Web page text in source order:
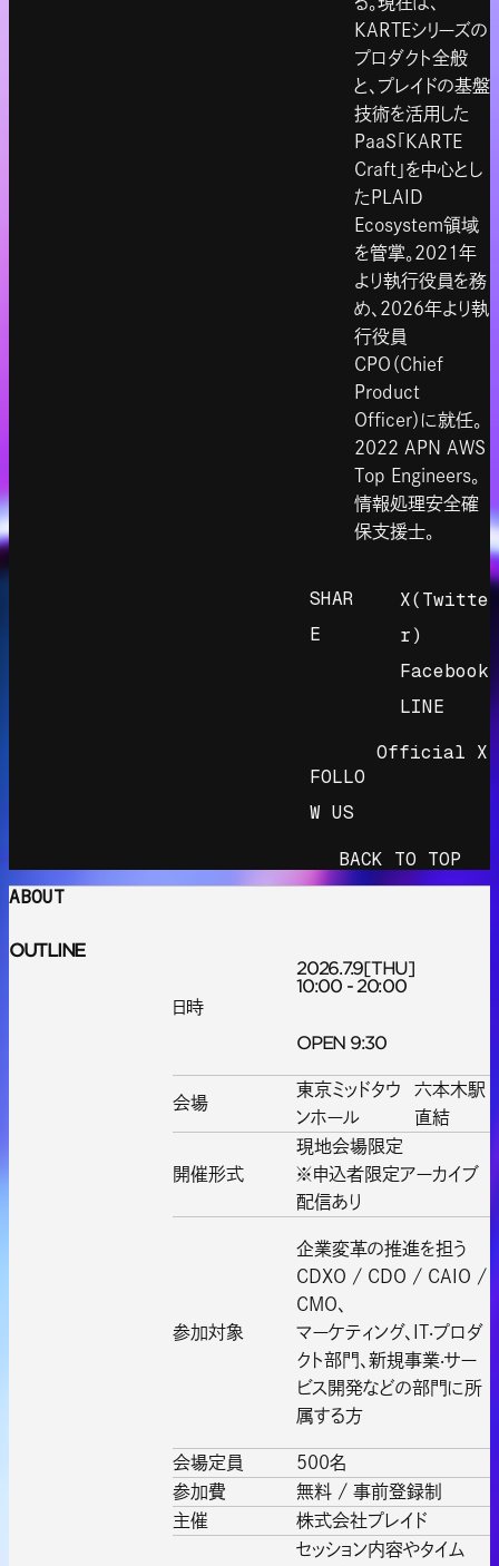
KARTEシリーズの
プロダクト全般
と、プレイドの基盤
技術を活用した
PaaS「KARTE
Craft」を中心とし
たPLAID
Ecosystem領域
を管掌。2021年
より執行役員を務
め、2026年より執
行役員
CPO（Chief
Product
Officer）に就任。
2022 APN AWS
Top Engineers。
情報処理安全確
保支援士。
SHAR
E
X(Twitte
r)
Facebook
LINE
FOLLO
W US
Official X
BACK TO TOP
ABOUT
OUTLINE
日時
2026.7.9[THU]
10:00 - 20:00
OPEN 9:30
会場
東京ミッドタウ
ンホール
六本木駅
直結
開催形式
現地会場限定
※申込者限定アーカイブ
配信あり
参加対象
企業変革の推進を担う
CDXO / CDO / CAIO /
CMO、
マーケティング、IT‧プロダ
クト部門、新規事業‧サー
ビス開発などの部門に所
属する方
会場定員
500名
参加費
無料 / 事前登録制
主催
株式会社プレイド
セッション内容やタイム